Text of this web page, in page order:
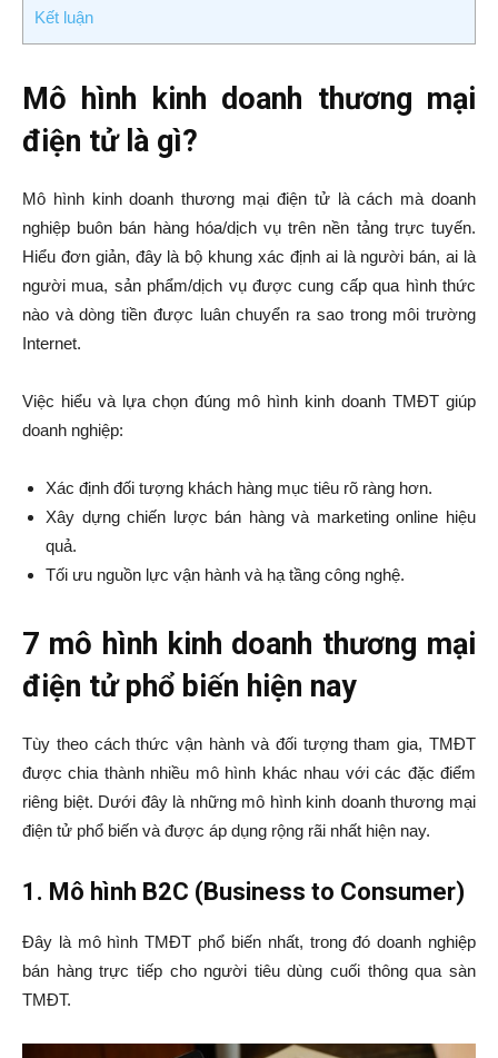
Kết luận
Mô hình kinh doanh thương mại
điện tử là gì?
Mô hình kinh doanh thương mại điện tử là cách mà doanh
nghiệp buôn bán hàng hóa/dịch vụ trên nền tảng trực tuyến.
Hiểu đơn giản, đây là bộ khung xác định ai là người bán, ai là
người mua, sản phẩm/dịch vụ được cung cấp qua hình thức
nào và dòng tiền được luân chuyển ra sao trong môi trường
Internet.
Việc hiểu và lựa chọn đúng mô hình kinh doanh TMĐT giúp
doanh nghiệp:
Xác định đối tượng khách hàng mục tiêu rõ ràng hơn.
Xây dựng chiến lược bán hàng và marketing online hiệu
quả.
Tối ưu nguồn lực vận hành và hạ tầng công nghệ.
7 mô hình kinh doanh thương mại
điện tử phổ biến hiện nay
Tùy theo cách thức vận hành và đối tượng tham gia, TMĐT
được chia thành nhiều mô hình khác nhau với các đặc điểm
riêng biệt. Dưới đây là những mô hình kinh doanh thương mại
điện tử phổ biến và được áp dụng rộng rãi nhất hiện nay.
1. Mô hình B2C (Business to Consumer)
Đây là mô hình TMĐT phổ biến nhất, trong đó doanh nghiệp
bán hàng trực tiếp cho người tiêu dùng cuối thông qua sàn
TMĐT.